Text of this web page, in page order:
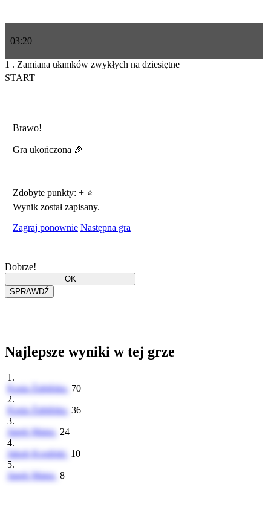
03:20
1 . Zamiana ułamków zwykłych na dziesiętne
START
Brawo!
Gra ukończona 🎉
Zdobyte punkty: +⭐
Wynik został zapisany.
Zagraj ponownie Następna gra
Dobrze!
Najlepsze wyniki w tej grze
1.
Kasia Żabińska 70
2.
Kasia Żabińska 36
3.
Janek Matus 24
4.
Jakub Kosiński 10
5.
Janek Matus 8